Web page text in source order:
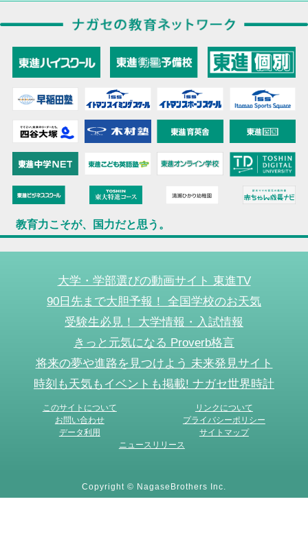
教育力こそが、国力だと思う。
大学・学部選びの動画サイト 東進TV
90日先まで大胆予報！ 全国学校のお天気
受験生必見！ 大学情報・入試情報
きっと元気になる Proverb格言
将来の夢や進路を見つけよう 未来発見サイト
時刻も天気もイベントも掲載! ナガセ世界時計
このサイトについて
リンクについて
お問い合わせ
プライバシーポリシー
データ利用
サイトマップ
ニュースリリース
Copyright © NagaseBrothers Inc.